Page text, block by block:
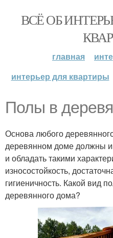
ВСЁ ОБ
главная
интерьер для квартиры
Полы в
Основа любого
деревянном доме должны
и обладать такими
износостойкость,
гигиеничность. Какой вид
деревянного дома?